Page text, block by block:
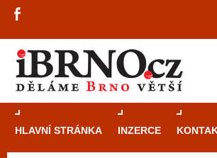
HLAVNÍ STRÁNKA INZERCE